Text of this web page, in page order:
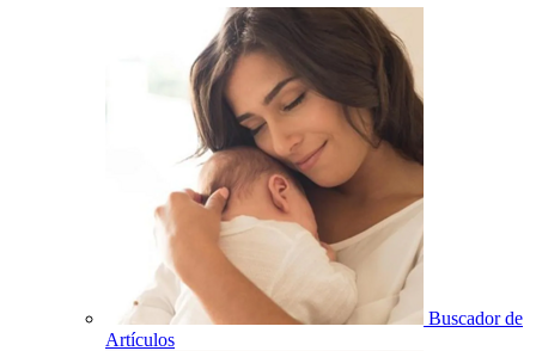
Buscador de
Artículos